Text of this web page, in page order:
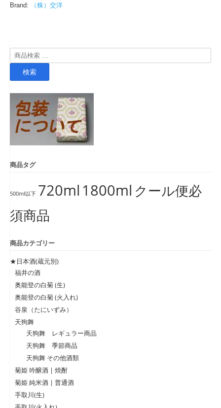
Brand: （株）交洋
検
索
検索
商品タグ
500ml以下 720ml 1800ml クール便必
須商品
商品カテゴリー
★日本酒(蔵元別)
福井の酒
奥能登の白菊 (生)
奥能登の白菊 (火入れ)
谷泉（たにいずみ）
天狗舞
天狗舞 レギュラー商品
天狗舞 季節商品
天狗舞 その他酒類
菊姫 吟醸酒 | 焼酎
菊姫 純米酒 | 普通酒
手取川(生)